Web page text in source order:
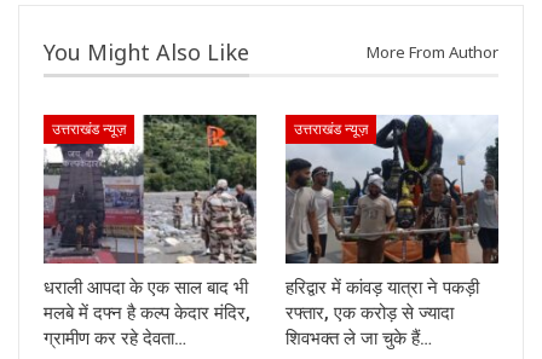
You Might Also Like More From Author
उत्तराखंड न्यूज़
धराली आपदा के एक साल बाद भी
मलबे में दफ्न है कल्प केदार मंदिर,
ग्रामीण कर रहे देवता…
उत्तराखंड न्यूज़
हरिद्वार में कांवड़ यात्रा ने पकड़ी
रफ्तार, एक करोड़ से ज्यादा
शिवभक्त ले जा चुके हैं…